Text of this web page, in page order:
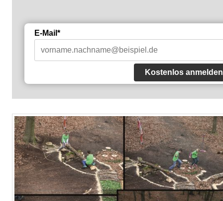
E-Mail*
Kostenlos anmelden